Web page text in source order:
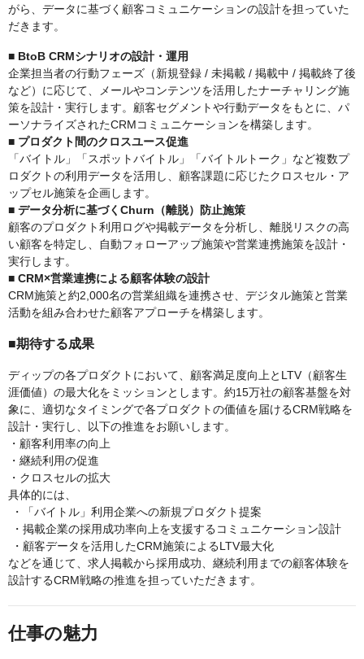
がら、データに基づく顧客コミュニケーションの設計を担っていた
だきます。
■ BtoB CRMシナリオの設計・運用
企業担当者の行動フェーズ（新規登録 / 未掲載 / 掲載中 / 掲載終了後
など）に応じて、メールやコンテンツを活用したナーチャリング施
策を設計・実行します。顧客セグメントや行動データをもとに、パ
ーソナライズされたCRMコミュニケーションを構築します。
■ プロダクト間のクロスユース促進
「バイトル」「スポットバイトル」「バイトルトーク」など複数プ
ロダクトの利用データを活用し、顧客課題に応じたクロスセル・ア
ップセル施策を企画します。
■ データ分析に基づくChurn（離脱）防止施策
顧客のプロダクト利用ログや掲載データを分析し、離脱リスクの高
い顧客を特定し、自動フォローアップ施策や営業連携施策を設計・
実行します。
■ CRM×営業連携による顧客体験の設計
CRM施策と約2,000名の営業組織を連携させ、デジタル施策と営業
活動を組み合わせた顧客アプローチを構築します。
■期待する成果
ディップの各プロダクトにおいて、顧客満足度向上とLTV（顧客生
涯価値）の最大化をミッションとします。約15万社の顧客基盤を対
象に、適切なタイミングで各プロダクトの価値を届けるCRM戦略を
設計・実行し、以下の推進をお願いします。
・顧客利用率の向上
・継続利用の促進
・クロスセルの拡大
具体的には、
・「バイトル」利用企業への新規プロダクト提案
・掲載企業の採用成功率向上を支援するコミュニケーション設計
・顧客データを活用したCRM施策によるLTV最大化
などを通じて、求人掲載から採用成功、継続利用までの顧客体験を
設計するCRM戦略の推進を担っていただきます。
仕事の魅力